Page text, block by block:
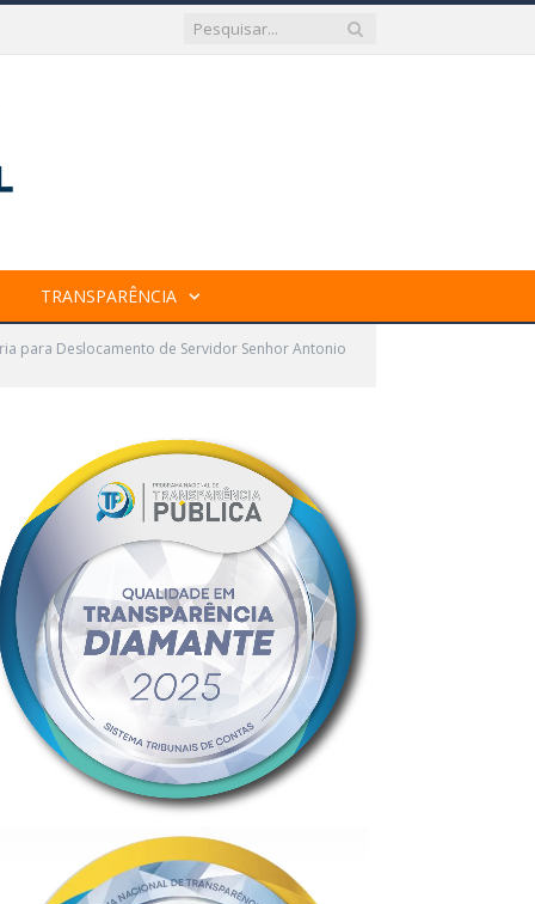
TRANSPARÊNCIA
para Deslocamento de Servidor Senhor Antonio